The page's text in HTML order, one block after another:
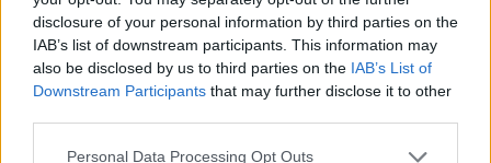
disclosure of your personal information by third parties on the
IAB’s list of downstream participants. This information may
also be disclosed by us to third parties on the IAB’s List of
Downstream Participants that may further disclose it to other
Personal Data Processing Opt Outs